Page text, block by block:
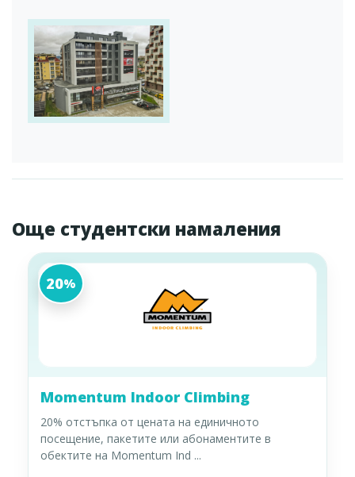
Още студентски намаления
20%
Momentum Indoor Climbing
20% отстъпка от цената на единичното
посещение, пакетите или абонаментите в
обектите на Momentum Ind ...